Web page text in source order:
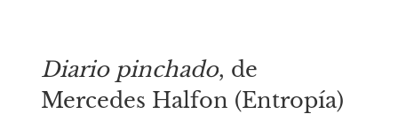
Diario pinchado, de
Mercedes Halfon (Entropía)